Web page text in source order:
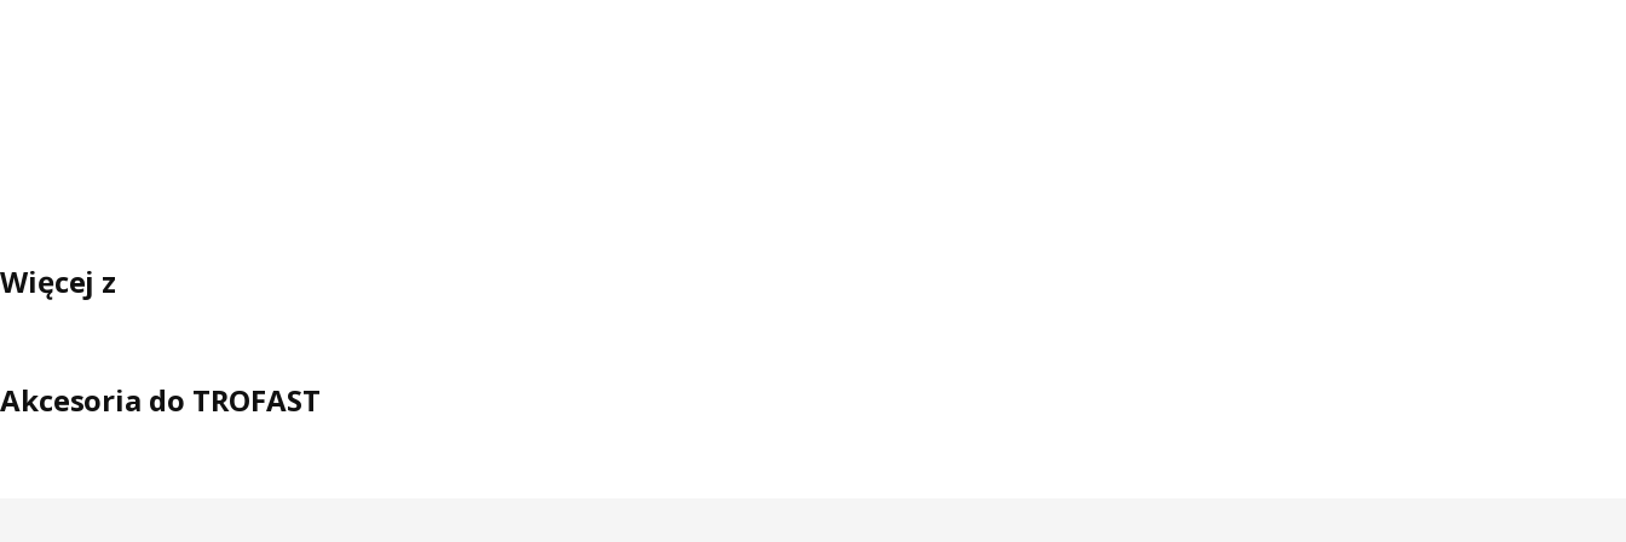
Więcej z
Akcesoria do TROFAST